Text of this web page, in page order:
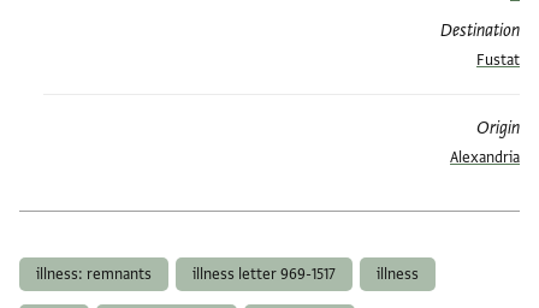
Destination
Fustat
Origin
Alexandria
illness
illness letter 969-1517
illness: remnants